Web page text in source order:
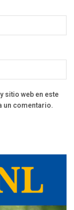
sitio web en este
un comentario.